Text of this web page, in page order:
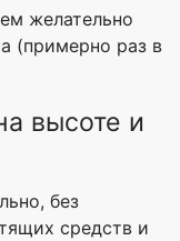
желательно
(примерно раз в
высоте и
без
средств и